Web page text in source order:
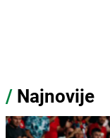
/ Najnovije